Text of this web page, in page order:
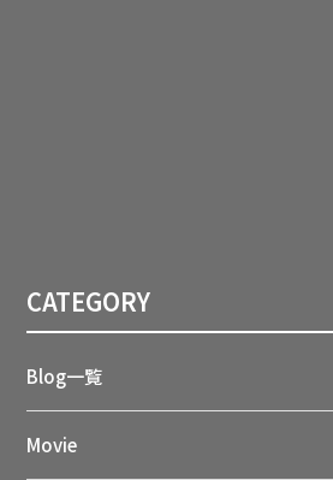
CATEGORY
Blog一覧
Movie